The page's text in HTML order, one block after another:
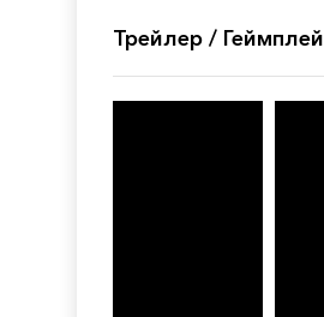
Трейлер / Геймплей